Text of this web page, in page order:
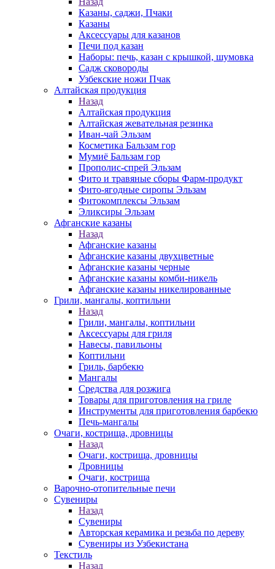
Казаны, саджи, Пчаки
Казаны
Аксессуары для казанов
Печи под казан
Наборы: печь, казан с крышкой, шумовка
Садж сковороды
Узбекские ножи Пчак
Алтайская продукция
Назад
Алтайская продукция
Алтайская жевательная резинка
Иван-чай Эльзам
Косметика Бальзам гор
Мумиё Бальзам гор
Прополис-спрей Эльзам
Фито и травяные сборы Фарм-продукт
Фито-ягодные сиропы Эльзам
Фитокомплексы Эльзам
Эликсиры Эльзам
Афганские казаны
Назад
Афганские казаны
Афганские казаны двухцветные
Афганские казаны черные
Афганские казаны комби-никель
Афганские казаны никелированные
Грили, мангалы, коптильни
Назад
Грили, мангалы, коптильни
Аксессуары для гриля
Навесы, павильоны
Коптильни
Гриль, барбекю
Мангалы
Средства для розжига
Товары для приготовления на гриле
Инструменты для приготовления барбекю
Печь-мангалы
Очаги, кострища, дровницы
Назад
Очаги, кострища, дровницы
Дровницы
Очаги, кострища
Варочно-отопительные печи
Сувениры
Назад
Сувениры
Авторская керамика и резьба по дереву
Сувениры из Узбекистана
Текстиль
Назад